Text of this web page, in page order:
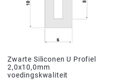
Zwarte Siliconen U Profiel
2,0x10,0mm
voedingskwaliteit